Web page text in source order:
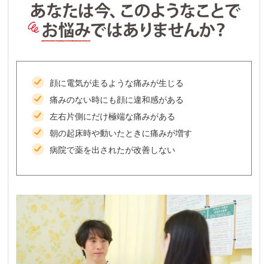
顔に電気が走るような痛みが生じる
痛みのない時にも顔に違和感がある
左右片側にだけ極端な痛みがある
朝の起床時や動いたときに痛みが増す
病院で薬を出されたが改善しない